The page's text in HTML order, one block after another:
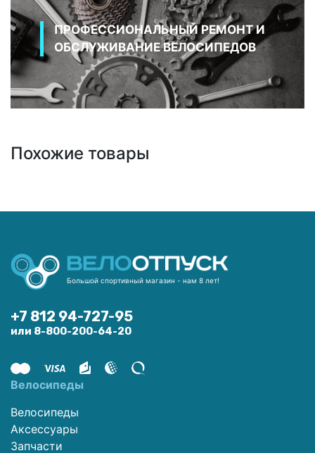
ПРОФЕССИОНАЛЬНЫЙ РЕМОНТ И
ОБСЛУЖИВАНИЕ ВЕЛОСИПЕДОВ
Похожие товары
Большой спортивный магазин - нам 8 лет!
+7 812 94-727-95
или 8-800-200-64-20
Велосипеды
Велосипеды
Аксессуары
Запчасти